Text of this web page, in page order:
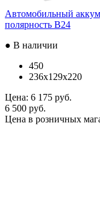
Автомобильный
полярность B24
● В наличии
450
236x129x220
Цена: 6 175 руб.
6 500 руб.
Цена в розничных